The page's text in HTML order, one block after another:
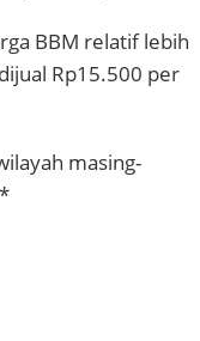
BBM relatif lebih
Rp15.500 per
masing-